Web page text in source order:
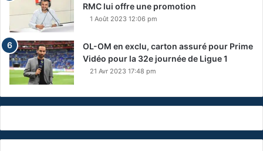
RMC lui offre une promotion
1 Août 2023 12:06 pm
OL-OM en exclu, carton assuré pour Prime
Vidéo pour la 32e journée de Ligue 1
21 Avr 2023 17:48 pm